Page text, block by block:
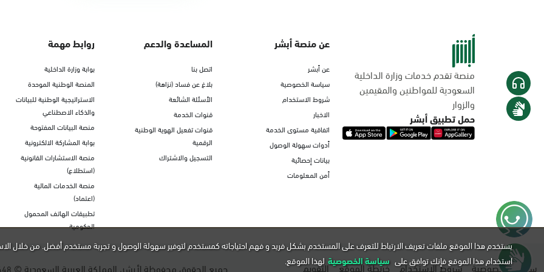
منصة تقدم خدمات وزارة الداخلية
السعودية للمواطنين والمقيمين
والزوار
حمل تطبيق أبشر
عن منصة أبشر
عن أبشر
سياسة الخصوصية
شروط الاستخدام
الاخبار
اتفاقية مستوى الخدمة
أدوات سهولة الوصول
بيانات إحصائية
أمن المعلومات
المساعدة والدعم
اتصل بنا
بلاغ عن فساد (نزاهة)
الأسئلة الشائعة
قنوات الخدمة
قنوات تفعيل الهوية الوطنية
الرقمية
التسجيل والاشتراك
روابط مهمة
بوابة وزارة الداخلية
المنصة الوطنية الموحدة
الاستراتيجية الوطنية للبيانات
والذكاء الاصطناعي
منصة البيانات المفتوحة
بوابة المشاركة الالكترونية
منصة الاستشارات القانونية
(استطلاع)
منصة الخدمات المالية
(اعتماد)
تطبيقات الهاتف المحمول
الحكومية
سياسة الخصوصية شروط الاستخدام خريطة الموقع التقويم جميع الحقوق محفوظة لأبشر، المملكة العربية السعودية ©
يستخدم هذا الموقع ملفات تعريف الارتباط للتعرف على المستخدم بشكل فريد و فهم احتياجاته كمستخدم لتوفير سهولة الوصول و تجربة مستخدم أفضل. من خلال
استخدام هذا الموقع فإنك توافق على سياسة الخصوصية لهذا الموقع.